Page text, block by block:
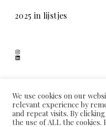
2025 in lijstjes
Instagram
LinkedIn
HOME OVER MIJ
We use cookies on our
relevant experience by
and repeat visits. By
the use of ALL the cookies.